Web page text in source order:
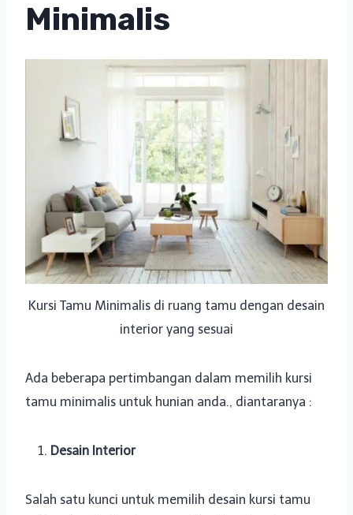
Minimalis
Kursi Tamu Minimalis di ruang tamu dengan desain
interior yang sesuai
Ada beberapa pertimbangan dalam memilih kursi
tamu minimalis untuk hunian anda., diantaranya :
Desain Interior
Salah satu kunci untuk memilih desain kursi tamu